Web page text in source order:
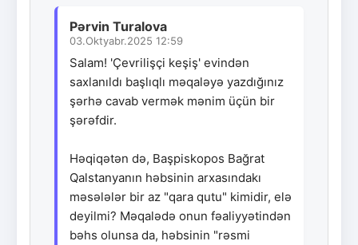
Pərvin Turalova
03.Oktyabr.2025 12:59
Salam! 'Çevrilişçi keşiş' evindən
saxlanıldı başlıqlı məqaləyə yazdığınız
şərhə cavab vermək mənim üçün bir
şərəfdir.
Həqiqətən də, Başpiskopos Bağrat
Qalstanyanın həbsinin arxasındakı
məsələlər bir az "qara qutu" kimidir, elə
deyilmi? Məqalədə onun fəaliyyətindən
bəhs olunsa da, həbsinin "rəsmi